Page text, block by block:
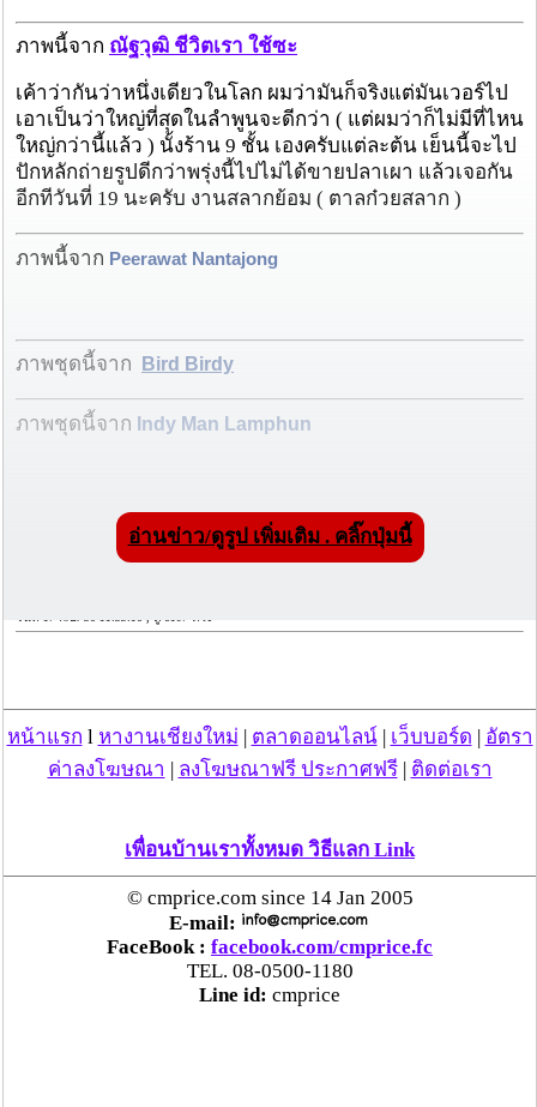
ภาพนี้จาก ณัฐวุฒิ ชีวิตเรา ใช้ซะ
เค้าว่ากันว่าหนึ่งเดียวในโลก ผมว่ามันก็จริงแต่มันเวอร์ไป
เอาเป็นว่าใหญ่ที่สุดในลำพูนจะดีกว่า ( แต่ผมว่าก็ไม่มีที่ไหน
ใหญ่กว่านี้แล้ว ) นั้งร้าน 9 ชั้น เองครับแต่ละต้น เย็นนี้จะไป
ปักหลักถ่ายรูปดีกว่าพรุ่งนี้ไปไม่ได้ขายปลาเผา แล้วเจอกัน
อีกทีวันที่ 19 นะครับ งานสลากย้อม ( ตาลก๋วยสลาก )
ภาพนี้จาก Peerawat Nantajong
ภาพชุดนี้จาก Bird Birdy
ภาพชุดนี้จาก Indy Man Lamphun
หวิดสูญเงินเกือบสองแสน โชคดีรู้ตัวเร็ว! รีบแจ้งตร.
ประสาน สตช.สายด่วน 1441 อายัดบัญชี-ตามเงินได้
คืนครบ
ตร.สภ.เมืองลำพูน ยึดยาบ้ากว่า 700 เม็ด หลังชาว
แม่สะเรียง ลุยตรวจ “สกุชชี่“ ของเล่นอันตราย พบไร้
มาตรฐานเสี่ยงอันตราย สั่งห้ามขาย-เตือนภัยผู้
ปกครองเฝ้าระวังบุตรหลาน
อ่านข่าว/ดูรูป เพิ่มเติม . คลิ๊กปุ่มนี้
หน้าแรก l หางานเชียงใหม่ ตลาดออนไลน์| เว็บบอร์ด
อัตรา
ค่าลงโฆษณา
ลงโฆษณาฟรี ประกาศฟรี| ติดต่อเรา
เพื่อนบ้านเราทั้งหมด วิธีแลก Link
© cmprice.com since 14 Jan 2005
E-mail:
FaceBook : facebook.com/cmprice.fc
TEL. 08-0500-1180
Line id: cmprice